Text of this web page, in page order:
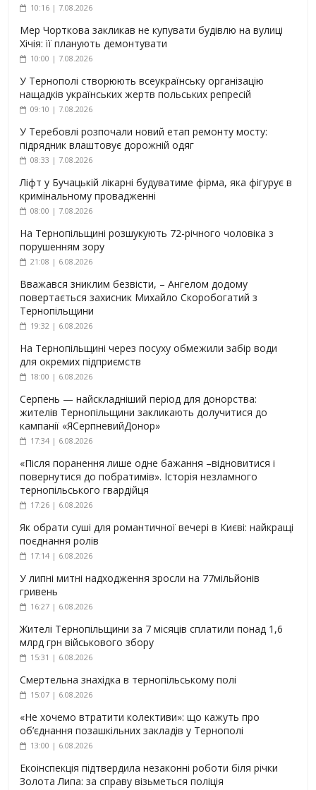
10:16 | 7.08.2026
Мер Чорткова закликав не купувати будівлю на вулиці
Хічія: її планують демонтувати
10:00 | 7.08.2026
У Тернополі створюють всеукраїнську організацію
нащадків українських жертв польських репресій
09:10 | 7.08.2026
У Теребовлі розпочали новий етап ремонту мосту:
підрядник влаштовує дорожній одяг
08:33 | 7.08.2026
Ліфт у Бучацькій лікарні будуватиме фірма, яка фігурує в
кримінальному провадженні
08:00 | 7.08.2026
На Тернопільщині розшукують 72-річного чоловіка з
порушенням зору
21:08 | 6.08.2026
Вважався зниклим безвісти, – Ангелом додому
повертається захисник Михайло Скоробогатий з
Тернопільщини
19:32 | 6.08.2026
На Тернопільщині через посуху обмежили забір води
для окремих підприємств
18:00 | 6.08.2026
Серпень — найскладніший період для донорства:
жителів Тернопільщини закликають долучитися до
кампанії «ЯСерпневийДонор»
17:34 | 6.08.2026
«Після поранення лише одне бажання –відновитися і
повернутися до побратимів». Історія незламного
тернопільського гвардійця
17:26 | 6.08.2026
Як обрати суші для романтичної вечері в Києві: найкращі
поєднання ролів
17:14 | 6.08.2026
У липні митні надходження зросли на 77мільйонів
гривень
16:27 | 6.08.2026
Жителі Тернопільщини за 7 місяців сплатили понад 1,6
млрд грн військового збору
15:31 | 6.08.2026
Смертельна знахідка в тернопільському полі
15:07 | 6.08.2026
«Не хочемо втратити колективи»: що кажуть про
об’єднання позашкільних закладів у Тернополі
13:00 | 6.08.2026
Екоінспекція підтвердила незаконні роботи біля річки
Золота Липа: за справу візьметься поліція